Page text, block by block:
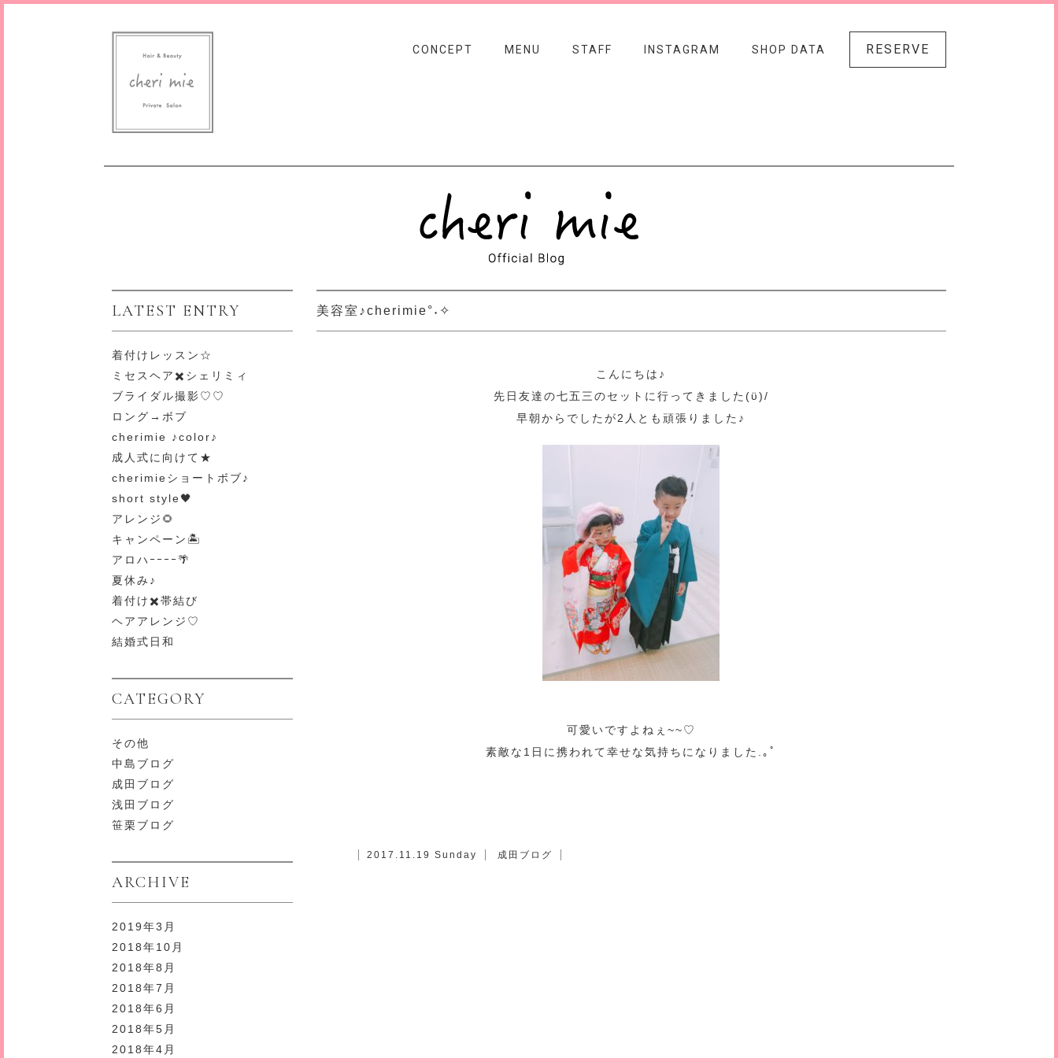
CONCEPT MENU STAFF INSTAGRAM SHOP DATA RESERVE
美容室♪cherimie°˖✧
こんにちは♪
先日友達の七五三のセットに行ってきました(ϋ)/
早朝からでしたが2人とも頑張りました♪
可愛いですよねぇ~~♡
素敵な1日に携われて幸せな気持ちになりました.｡ﾟ
2017.11.19 Sunday 成田ブログ
LATEST ENTRY
着付けレッスン☆
ミセスヘア✖️シェリミィ
ブライダル撮影♡♡
ロング→ボブ
cherimie ♪color♪
成人式に向けて★
cherimieショートボブ♪
short style🖤
アレンジ🌻
キャンペーン🏝
アロハｰｰｰｰ🌴
夏休み♪
着付け✖️帯結び
ヘアアレンジ♡
結婚式日和
CATEGORY
その他
中島ブログ
成田ブログ
浅田ブログ
笹栗ブログ
ARCHIVE
2019年3月
2018年10月
2018年8月
2018年7月
2018年6月
2018年5月
2018年4月